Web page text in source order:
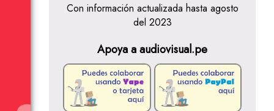
Con información actualizada hasta agosto
del 2023
Apoya a audiovisual.pe